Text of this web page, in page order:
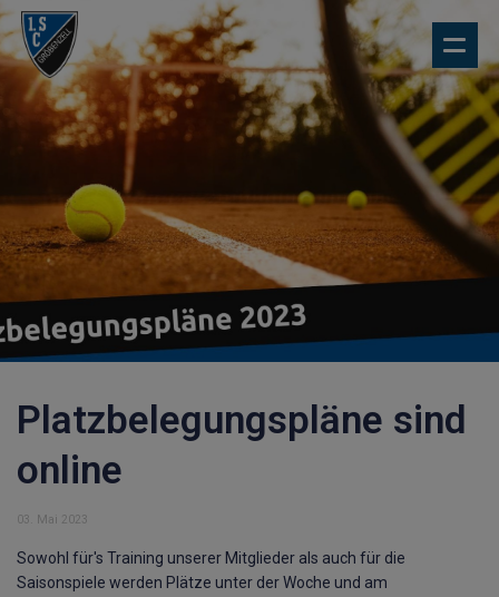
Platzbelegungspläne sind
online
03. Mai 2023
Sowohl für's Training unserer Mitglieder als auch für die
Saisonspiele werden Plätze unter der Woche und am